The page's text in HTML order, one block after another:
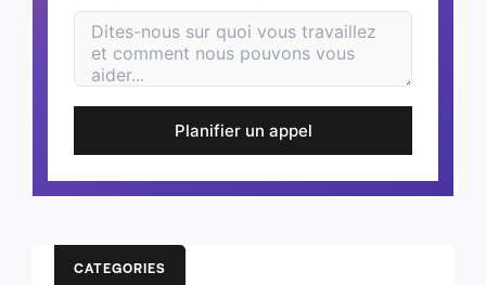
Planifier un appel
CATEGORIES